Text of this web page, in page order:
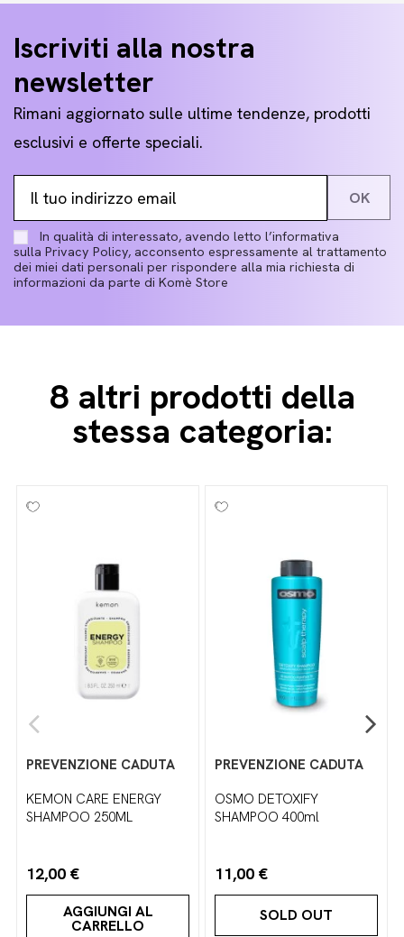
Iscriviti alla nostra
newsletter
Rimani aggiornato sulle ultime tendenze, prodotti
esclusivi e offerte speciali.
In qualità di interessato, avendo letto l’informativa
sulla Privacy Policy, acconsento espressamente al trattamento
dei miei dati personali per rispondere alla mia richiesta di
informazioni da parte di Komè Store
8 altri prodotti della
stessa categoria:
PREVENZIONE CADUTA
KEMON CARE ENERGY
SHAMPOO 250ML
12,00 €
AGGIUNGI AL
CARRELLO
PREVENZIONE CADUTA
OSMO DETOXIFY
SHAMPOO 400ml
11,00 €
SOLD OUT